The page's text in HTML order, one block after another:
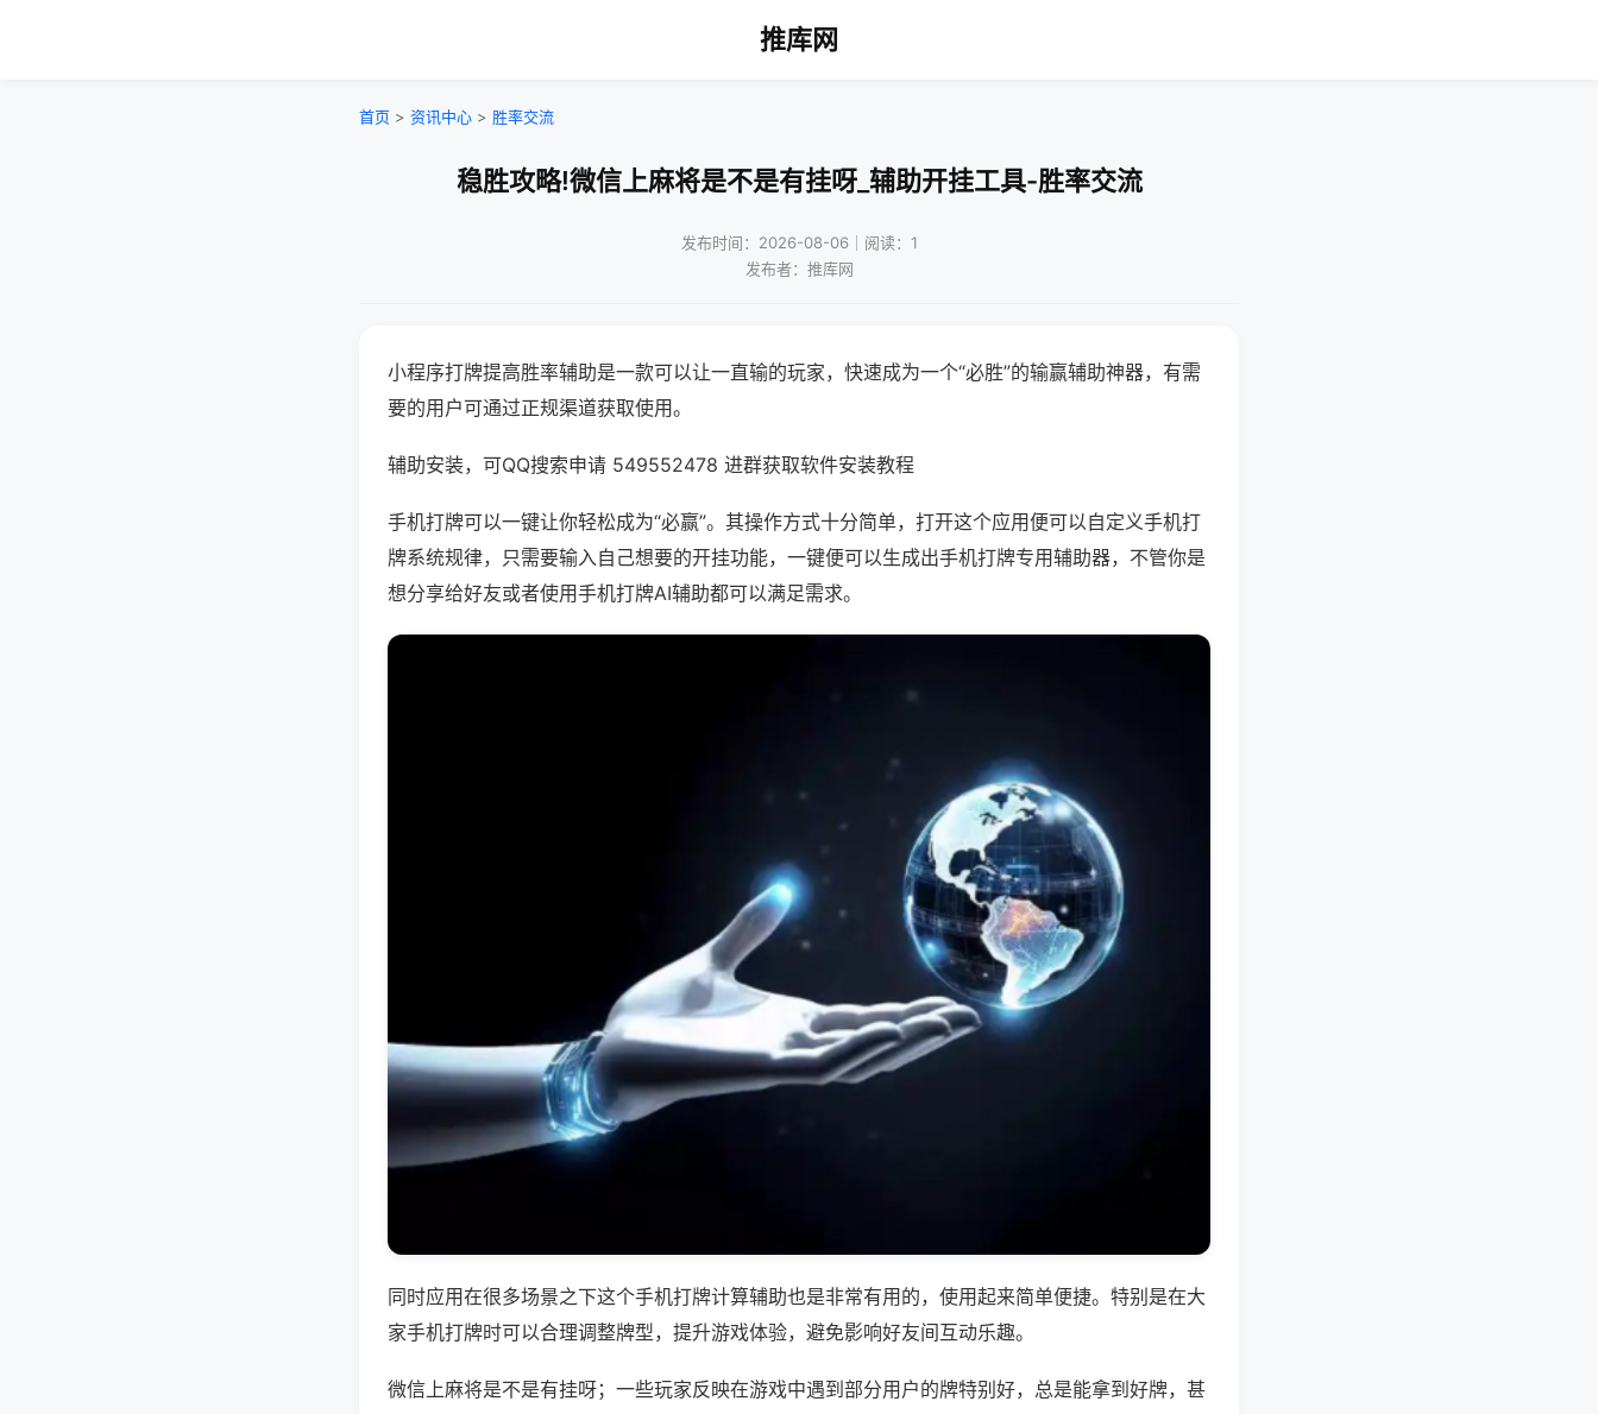
推库网
首页 > 资讯中心 > 胜率交流
稳胜攻略!微信上麻将是不是有挂呀_辅助开挂工具-胜率交流
发布时间：2026-08-06｜阅读：1
发布者：推库网
小程序打牌提高胜率辅助是一款可以让一直输的玩家，快速成为一个“必胜”的输赢辅助神器，有需
要的用户可通过正规渠道获取使用。
辅助安装，可QQ搜索申请 549552478 进群获取软件安装教程
手机打牌可以一键让你轻松成为“必赢”。其操作方式十分简单，打开这个应用便可以自定义手机打
牌系统规律，只需要输入自己想要的开挂功能，一键便可以生成出手机打牌专用辅助器，不管你是
想分享给好友或者使用手机打牌AI辅助都可以满足需求。
同时应用在很多场景之下这个手机打牌计算辅助也是非常有用的，使用起来简单便捷。特别是在大
家手机打牌时可以合理调整牌型，提升游戏体验，避免影响好友间互动乐趣。
微信上麻将是不是有挂呀；一些玩家反映在游戏中遇到部分用户的牌特别好，总是能拿到好牌，甚